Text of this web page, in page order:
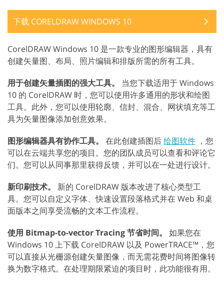
下载 CORELDRAW WINDOWS 10
CorelDRAW Windows 10 是一款专业的图形编辑器，具有
创建矢量图、布局、照片编辑和排版所需的所有工具。
用于创建矢量插图的强大工具。
当您下载适用于 Windows
10 的 CorelDRAW 时，您可以使用许多通用的形状和绘图
工具。此外，您可以使用轮廓、信封、混合、网状填充等工
具为矢量图像添加创意效果。
图形编辑器具有协作工具。
在此创建插图后绘图软件 ，您
可以在云端共享您的项目。您的团队成员可以查看和评论它
们。您可以从同事那里获得反馈，并可以在一处进行设计。
新印刷技术。
新的 CorelDRAW 版本改进了核心类型工
具。您可以自定义字体、快速设置段落格式并在 Web 和桌
面版本之间享受流畅的文本工作流程。
使用 Bitmap-to-vector Tracing 节省时间。
如果您在
Windows 10 上下载 CorelDRAW 以及 PowerTRACE™，您
可以直接从光栅源创建矢量图像，而无需花费时间将图像转
换为数字格式。在处理期限紧迫的项目时，此功能很有用。